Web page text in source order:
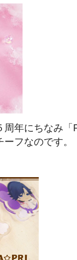
年にちなみ「
フなのです。